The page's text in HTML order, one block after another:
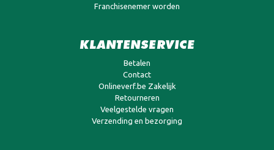
Franchisenemer worden
KLANTENSERVICE
Betalen
Contact
Onlineverf.be Zakelijk
Retourneren
Veelgestelde vragen
Verzending en bezorging